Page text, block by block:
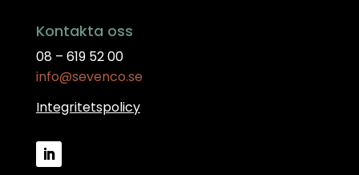
Kontakta oss
08 – 619 52 00
info@sevenco.se
Integritetspolicy